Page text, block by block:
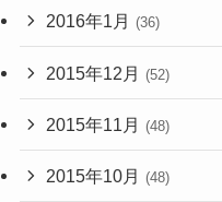
2016年1月 (36)
2015年12月 (52)
2015年11月 (48)
2015年10月 (48)